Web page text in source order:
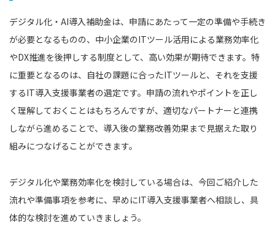
デジタル化・AI導入補助金は、申請にあたって一定の準備や手続き
が必要となるものの、中小企業のITツール活用による業務効率化
やDX推進を後押しする制度として、高い効果が期待できます。特
に重要となるのは、自社の課題に合ったITツールと、それを支援
するIT導入支援事業者の選定です。申請の流れやポイントを正し
く理解しておくことはもちろんですが、適切なパートナーと連携
しながら進めることで、導入後の業務改善効果まで見据えた取り
組みにつなげることができます。
デジタル化や業務効率化を検討している場合は、今回ご紹介した
流れや準備事項を参考に、早めにIT導入支援事業者へ相談し、具
体的な検討を進めていきましょう。